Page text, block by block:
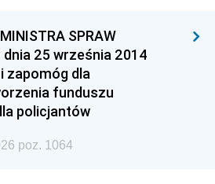
SPRAW
dnia 25 września 2014
zapomóg dla
funduszu
policjantów
poz. 1064